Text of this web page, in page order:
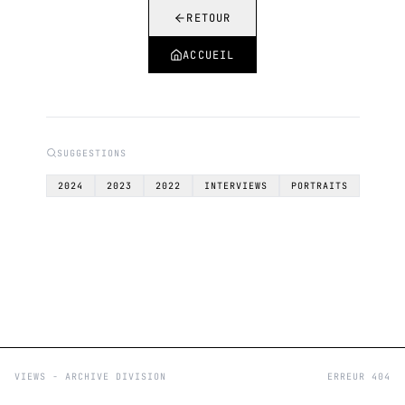
RETOUR
ACCUEIL
SUGGESTIONS
2024 2023 2022 INTERVIEWS PORTRAITS
VIEWS - ARCHIVE DIVISION ERREUR 404